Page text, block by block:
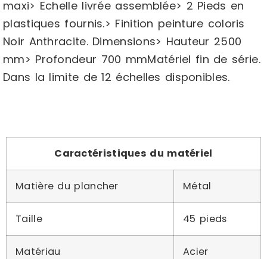
maxi> Echelle livrée assemblée> 2 Pieds en
plastiques fournis.> Finition peinture coloris
Noir Anthracite. Dimensions> Hauteur 2500
mm> Profondeur 700 mmMatériel fin de série.
Dans la limite de 12 échelles disponibles.
Caractéristiques du matériel
Matière du plancher Métal
Taille 45 pieds
Matériau Acier